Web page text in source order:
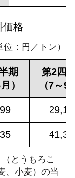
価格
位：円／トン）
期
）
第2四
（7～9
とうもろこ
、小麦）の当